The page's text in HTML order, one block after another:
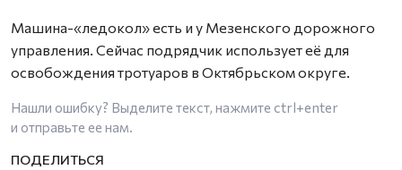
Машина-«ледокол» есть и у Мезенского дорожного
управления. Сейчас подрядчик использует её для
освобождения тротуаров в Октябрьском округе.
Нашли ошибку? Выделите текст, нажмите ctrl+enter
и отправьте ее нам.